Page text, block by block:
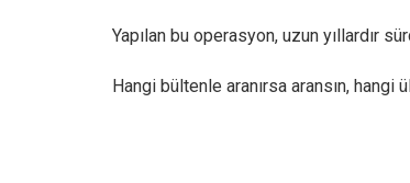
Yapılan bu operasyon, uzun yıllardır
Hangi bültenle aranırsa aransın,